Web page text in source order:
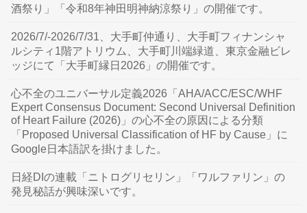
酒祭り」「令和8年神田明神納涼祭り」の開催です。
2026/7/-2026/7/31、大手町仲通り、大手町フィナンシャ
ルシティ1階アトリウム、大手町川端緑道、東京金融ビレ
ッジにて「大手町縁日2026」の開催です。
心不全のユニバーサル定義2026「AHA/ACC/ESC/WHF
Expert Consensus Document: Second Universal Definition
of Heart Failure (2026)」の心不全の原因による分類
「Proposed Universal Classification of HF by Cause」に
Google日本語訳を掛けました。
日経DIの連載「ニトログリセリン」「ワルファリン」の
発見秘話が興味深いです。